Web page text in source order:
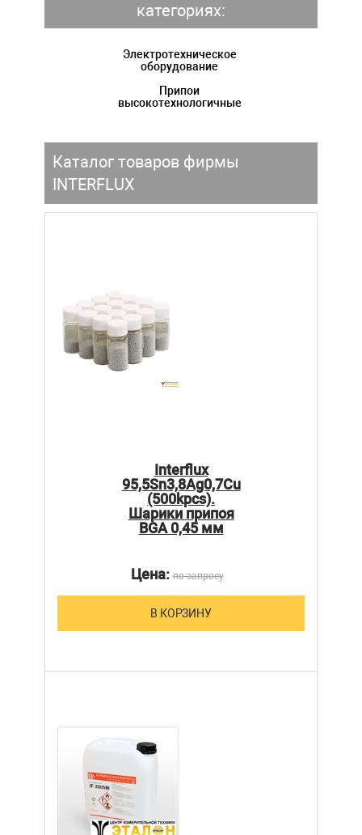
категориях:
Электротехническое
оборудование
Припои
высокотехнологичные
Каталог товаров фирмы
INTERFLUX
Interflux
95,5Sn3,8Ag0,7Cu
(500kpcs).
Шарики припоя
BGA 0,45 мм
Цена:по запросу
В КОРЗИНУ